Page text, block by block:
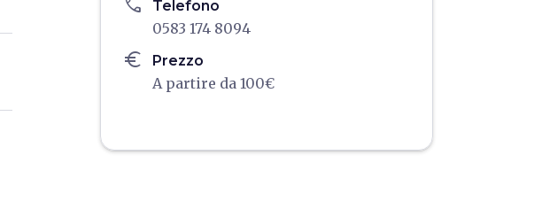
phone Telefono
0583 174 8094
euro Prezzo
A partire da 100€